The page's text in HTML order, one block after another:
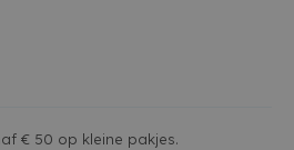
€ 50 op kleine pakjes.